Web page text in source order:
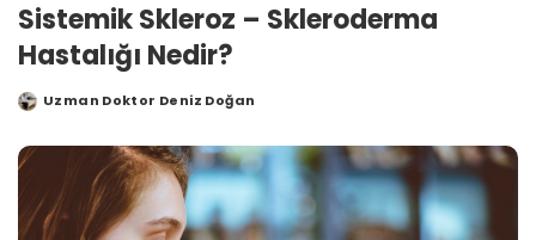
Sistemik Skleroz – Skleroderma
Hastalığı Nedir?
PostedUzman Doktor Deniz Doğan